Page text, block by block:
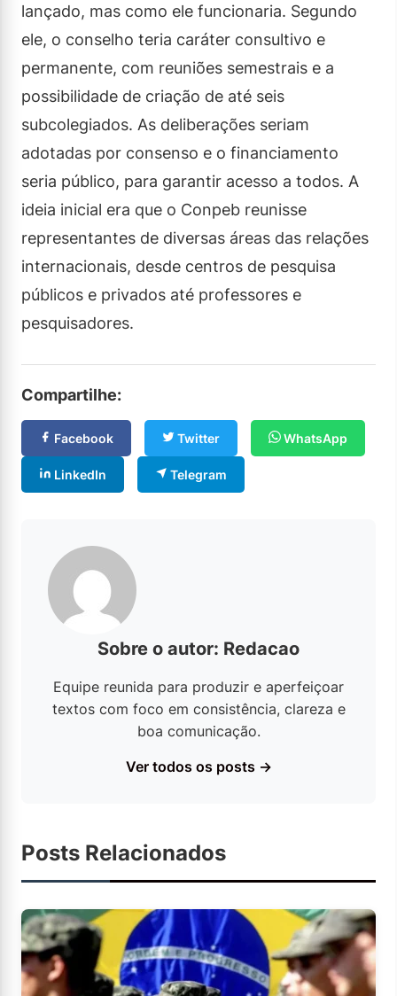
lançado, mas como ele funcionaria. Segundo
ele, o conselho teria caráter consultivo e
permanente, com reuniões semestrais e a
possibilidade de criação de até seis
subcolegiados. As deliberações seriam
adotadas por consenso e o financiamento
seria público, para garantir acesso a todos. A
ideia inicial era que o Conpeb reunisse
representantes de diversas áreas das relações
internacionais, desde centros de pesquisa
públicos e privados até professores e
pesquisadores.
Compartilhe:
Facebook Twitter WhatsApp
LinkedIn Telegram
Sobre o autor: Redacao
Equipe reunida para produzir e aperfeiçoar
textos com foco em consistência, clareza e
boa comunicação.
Ver todos os posts →
Posts Relacionados